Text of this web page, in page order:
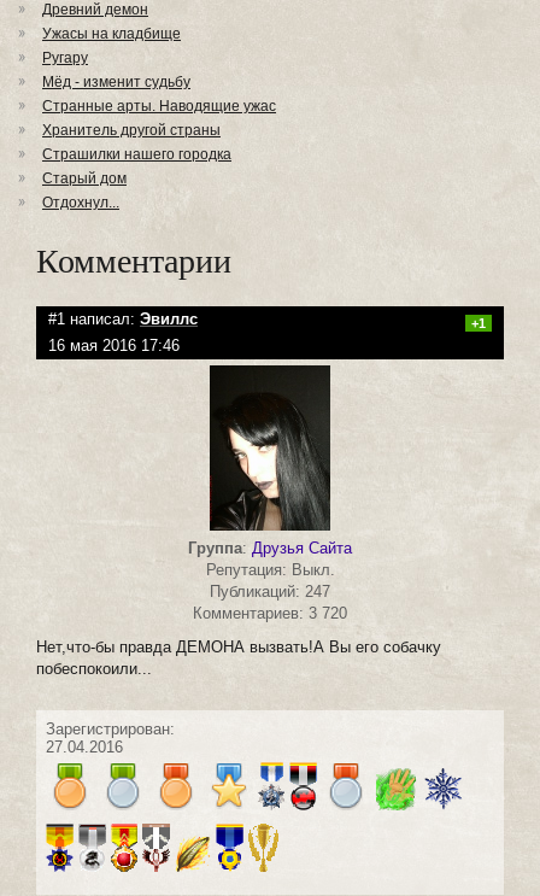
Древний демон
Ужасы на кладбище
Ругару
Мёд - изменит судьбу
Странные арты. Наводящие ужас
Хранитель другой страны
Страшилки нашего городка
Старый дом
Отдохнул...
Комментарии
#1 написал: Эвиллс +1
16 мая 2016 17:46
Группа: Друзья Сайта
Репутация: Выкл.
Публикаций: 247
Комментариев: 3 720
Нет,что-бы правда ДЕМОНА вызвать!А Вы его собачку
побеспокоили...
Зарегистрирован:
27.04.2016